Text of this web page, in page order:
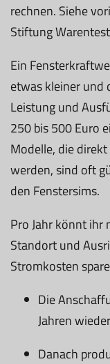
rechnen. Siehe
Stiftung
Ein
etwas kleiner und
Leistung und
250 bis 500 Euro
Modelle, die
werden, sind oft
den Fenstersims.
Pro Jahr könnt
Standort und
Stromkosten
Die
Jahren
Danach